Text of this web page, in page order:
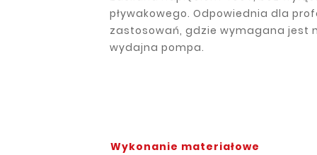
pływakowego. Odpowiednia dla
zastosowań, gdzie wymagana jest
wydajna pompa.
Wykonanie materiałowe